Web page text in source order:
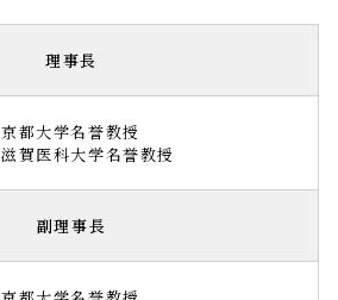
理事長
京都大学名誉教授
滋賀医科大学名誉教授
副理事長